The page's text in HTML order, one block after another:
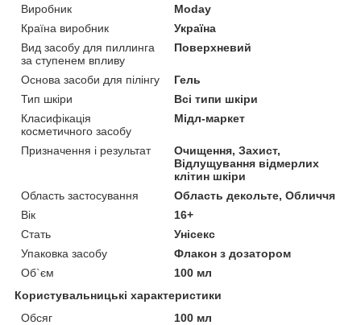
Виробник
Moday
Країна виробник
Україна
Вид засобу для пиллинга
за ступенем впливу
Поверхневий
Основа засоби для пілінгу
Гель
Тип шкіри
Всі типи шкіри
Класифікація
косметичного засобу
Мідл-маркет
Призначення і результат
Очищення, Захист,
Відлущування відмерлих
клітин шкіри
Область застосування
Область декольте, Обличчя
Вік
16+
Стать
Унісекс
Упаковка засобу
Флакон з дозатором
Об`єм
100 мл
Користувальницькі характеристики
Обсяг
100 мл